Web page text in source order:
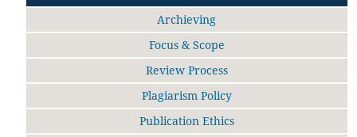
Archieving
Focus & Scope
Review Process
Plagiarism Policy
Publication Ethics